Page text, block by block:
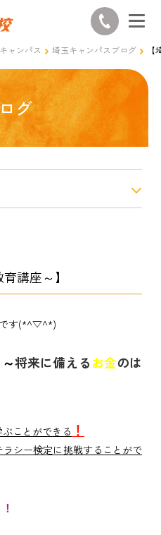
ャンパス 埼玉キャンパスブログ
グ
講座～】
です(*^▽^*)
～将来に備えるお金のは
ことができる ！
シー検定に挑戦することがで